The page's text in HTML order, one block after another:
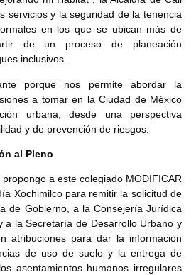
servicios y la seguridad de la tenencia
en los que se ubican más de
de un proceso de planeación
inclusivos.
porque nos permite abordar la
a tomar en la Ciudad de México
urbana, desde una perspectiva
y de prevención de riesgos.
al Pleno
a este colegiado MODIFICAR
Xochimilco para remitir la solicitud de
de Gobierno, a la Consejería Jurídica
a la Secretaría de Desarrollo Urbano y
atribuciones para dar la información
de uso de suelo y la entrega de
asentamientos humanos irregulares